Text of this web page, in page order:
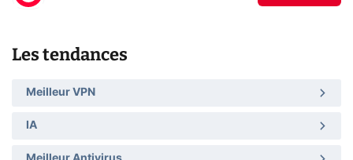
Les tendances
Meilleur VPN
IA